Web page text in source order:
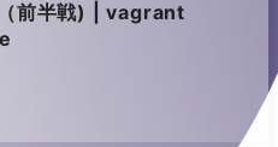
前半戦) | vagrant